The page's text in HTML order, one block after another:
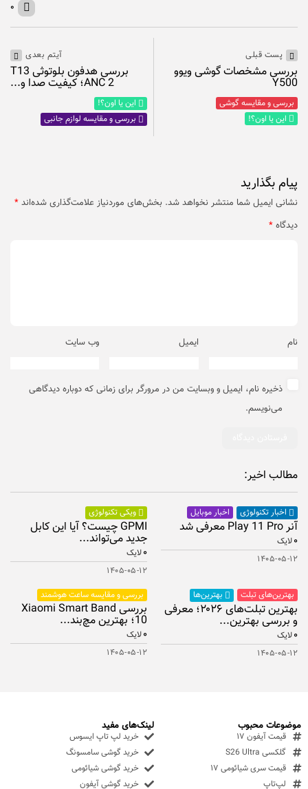
۰
پست قبلی
بررسی مشخصات گوشی ویوو
Y500
بررسی و مقایسه گوشی
این یا اون؟!
آیتم بعدی
بررسی هدفون بلوتوثی T13
ANC 2؛ کیفیت صدا و...
این یا اون؟!
بررسی و مقایسه لوازم جانبی
پیام بگذارید
نشانی ایمیل شما منتشر نخواهد شد. بخش‌های موردنیاز علامت‌گذاری شده‌اند *
دیدگاه *
نام ایمیل وب‌ سایت
ذخیره نام، ایمیل و وبسایت من در مرورگر برای زمانی که دوباره دیدگاهی
می‌نویسم.
مطالب اخیر:
اخبار تکنولوژی اخبار موبایل
آنر Play 11 Pro معرفی شد
۰لایک
۱۴۰۵-۰۵-۱۲
ویکی تکنولوژی
GPMI چیست؟ آیا این کابل
جدید می‌تواند...
۰لایک
۱۴۰۵-۰۵-۱۲
بهترین‌های تبلت
بهترین‌ها
بهترین تبلت‌های ۲۰۲۶؛ معرفی
و بررسی بهترین...
۰لایک
۱۴۰۵-۰۵-۱۲
بررسی و مقایسه ساعت هوشمند
بررسی Xiaomi Smart Band
10؛ بهترین مچ‌بند...
۰لایک
۱۴۰۵-۰۵-۱۲
موضوعات محبوب
قیمت آیفون ۱۷
گلکسی S26 Ultra
قیمت سری شیائومی ۱۷
لپ‌تاپ
لینک‌های مفید
خرید لپ تاپ ایسوس
خرید گوشی سامسونگ
خرید گوشی شیائومی
خرید گوشی آیفون